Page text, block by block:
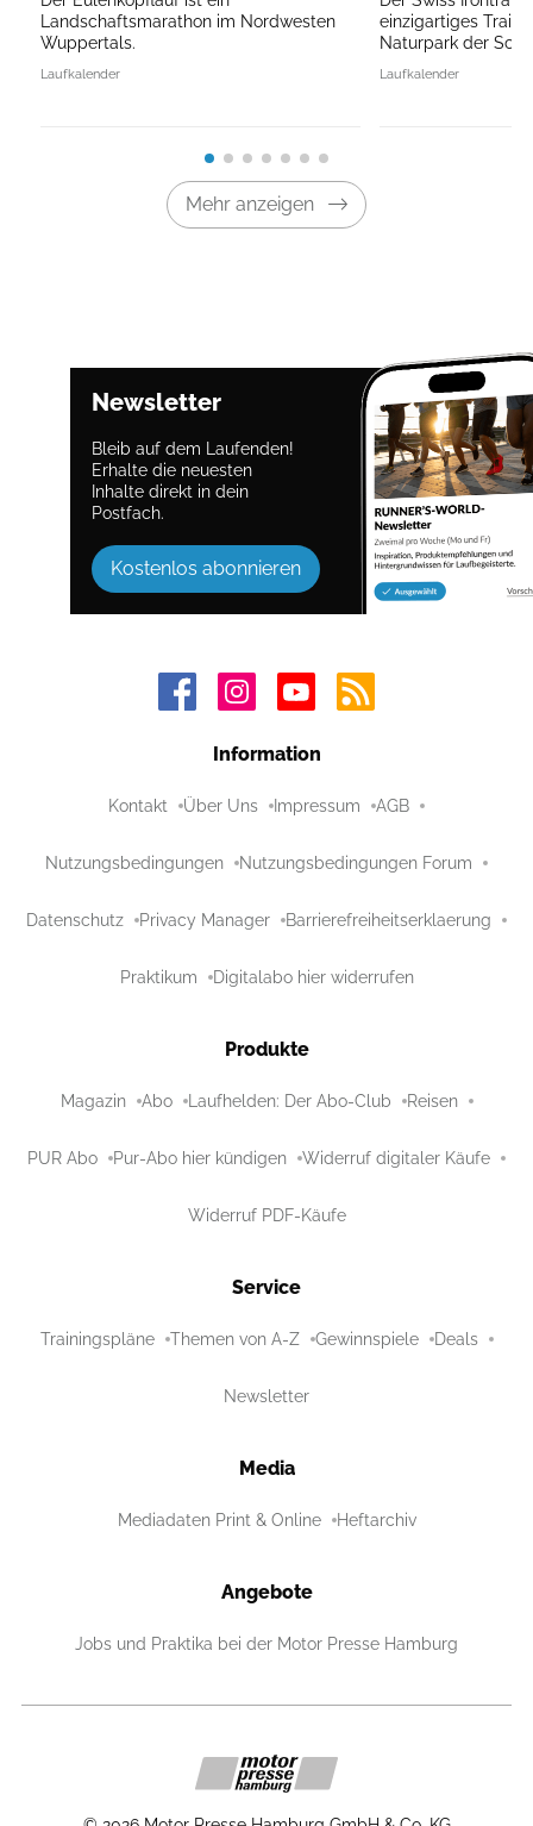
Landschaftsmarathon im Nordwesten
Wuppertals.
Laufkalender
einzigartiges
Naturpark der
Laufkalender
Mehr anzeigen
Newsletter
Bleib auf dem Laufenden!
Erhalte die neuesten
Inhalte direkt in dein
Postfach.
Kostenlos abonnieren
Information
Kontakt Über Uns Impressum AGB
Nutzungsbedingungen Nutzungsbedingungen Forum
Datenschutz Privacy Manager Barrierefreiheitserklaerung
Praktikum Digitalabo hier widerrufen
Produkte
Magazin Abo Laufhelden: Der Abo-Club Reisen
PUR Abo Pur-Abo hier kündigen Widerruf digitaler Käufe
Widerruf PDF-Käufe
Service
Trainingspläne Themen von A-Z Gewinnspiele Deals
Newsletter
Media
Mediadaten Print & Online Heftarchiv
Angebote
Jobs und Praktika bei der Motor Presse Hamburg